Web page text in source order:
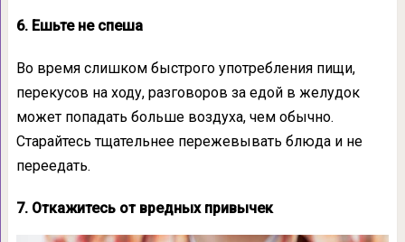
6. Ешьте не спеша
Во время слишком быстрого употребления пищи,
перекусов на ходу, разговоров за едой в желудок
может попадать больше воздуха, чем обычно.
Старайтесь тщательнее пережевывать блюда и не
переедать.
7. Откажитесь от вредных привычек